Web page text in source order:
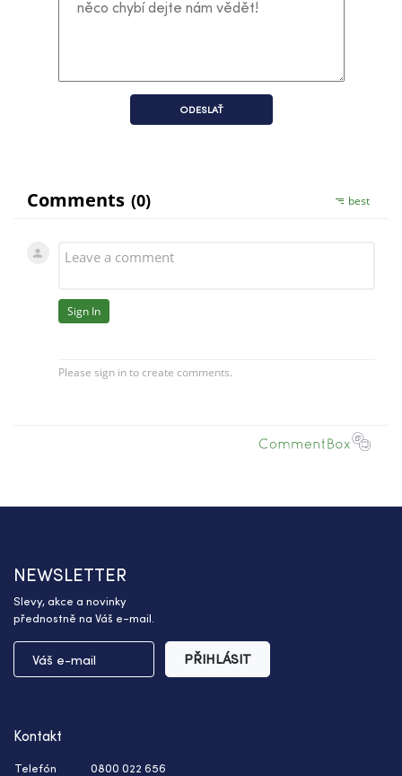
ODESLAŤ
NEWSLETTER
Slevy, akce a novinky
přednostně na Váš e-mail.
PŘIHLÁSIT
Kontakt
Telefón 0800 022 656